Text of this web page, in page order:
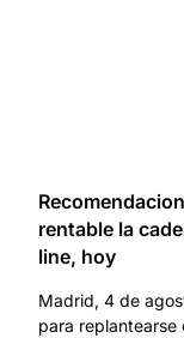
rentable la
line, hoy
Madrid, 4 de
para replantearse